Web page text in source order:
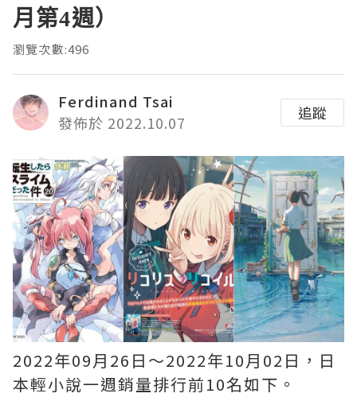
月第4週）
瀏覽次數:496
Ferdinand Tsai
發佈於 2022.10.07
追蹤
2022年09月26日〜2022年10月02日，日
本輕小說一週銷量排行前10名如下。